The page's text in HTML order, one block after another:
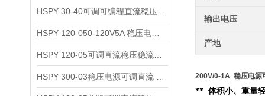
输出电压
产地
200V/0-1A 稳压电源
** 体积小、重量轻